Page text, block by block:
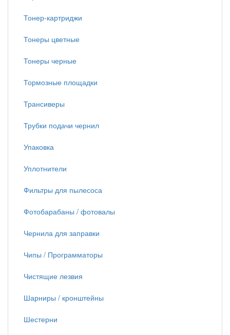
Тонер-картриджи
Тонеры цветные
Тонеры черные
Тормозные площадки
Трансиверы
Трубки подачи чернил
Упаковка
Уплотнители
Фильтры для пылесоса
Фотобарабаны / фотовалы
Чернила для заправки
Чипы / Программаторы
Чистящие лезвия
Шарниры / кронштейны
Шестерни